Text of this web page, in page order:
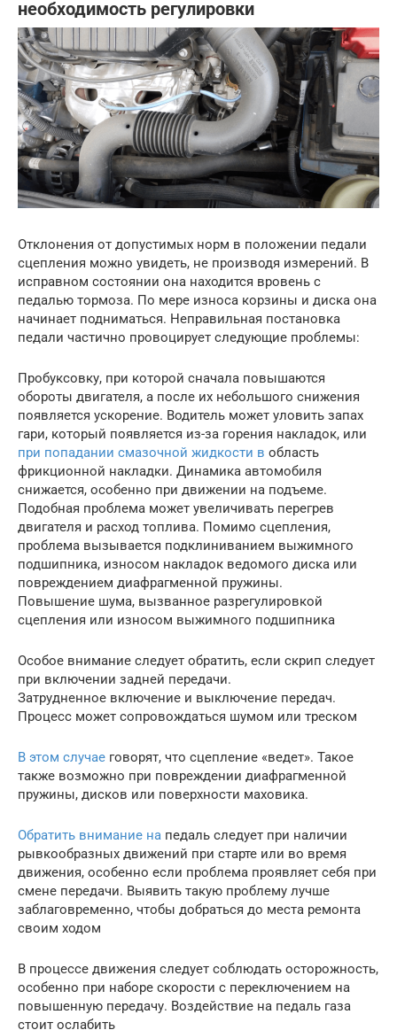
необходимость регулировки
Отклонения от допустимых норм в положении педали
сцепления можно увидеть, не производя измерений. В
исправном состоянии она находится вровень с
педалью тормоза. По мере износа корзины и диска она
начинает подниматься. Неправильная постановка
педали частично провоцирует следующие проблемы:
Пробуксовку, при которой сначала повышаются
обороты двигателя, а после их небольшого снижения
появляется ускорение. Водитель может уловить запах
гари, который появляется из-за горения накладок, или
при попадании смазочной жидкости в область
фрикционной накладки. Динамика автомобиля
снижается, особенно при движении на подъеме.
Подобная проблема может увеличивать перегрев
двигателя и расход топлива. Помимо сцепления,
проблема вызывается подклиниванием выжимного
подшипника, износом накладок ведомого диска или
повреждением диафрагменной пружины.
Повышение шума, вызванное разрегулировкой
сцепления или износом выжимного подшипника
Особое внимание следует обратить, если скрип следует
при включении задней передачи.
Затрудненное включение и выключение передач.
Процесс может сопровождаться шумом или треском
В этом случае говорят, что сцепление «ведет». Такое
также возможно при повреждении диафрагменной
пружины, дисков или поверхности маховика.
Обратить внимание на педаль следует при наличии
рывкообразных движений при старте или во время
движения, особенно если проблема проявляет себя при
смене передачи. Выявить такую проблему лучше
заблаговременно, чтобы добраться до места ремонта
своим ходом
В процессе движения следует соблюдать осторожность,
особенно при наборе скорости с переключением на
повышенную передачу. Воздействие на педаль газа
стоит ослабить